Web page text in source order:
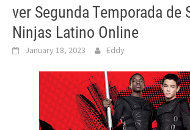
ver Segunda Temporada de
Ninjas Latino Online
January 18, 2023 Eddy